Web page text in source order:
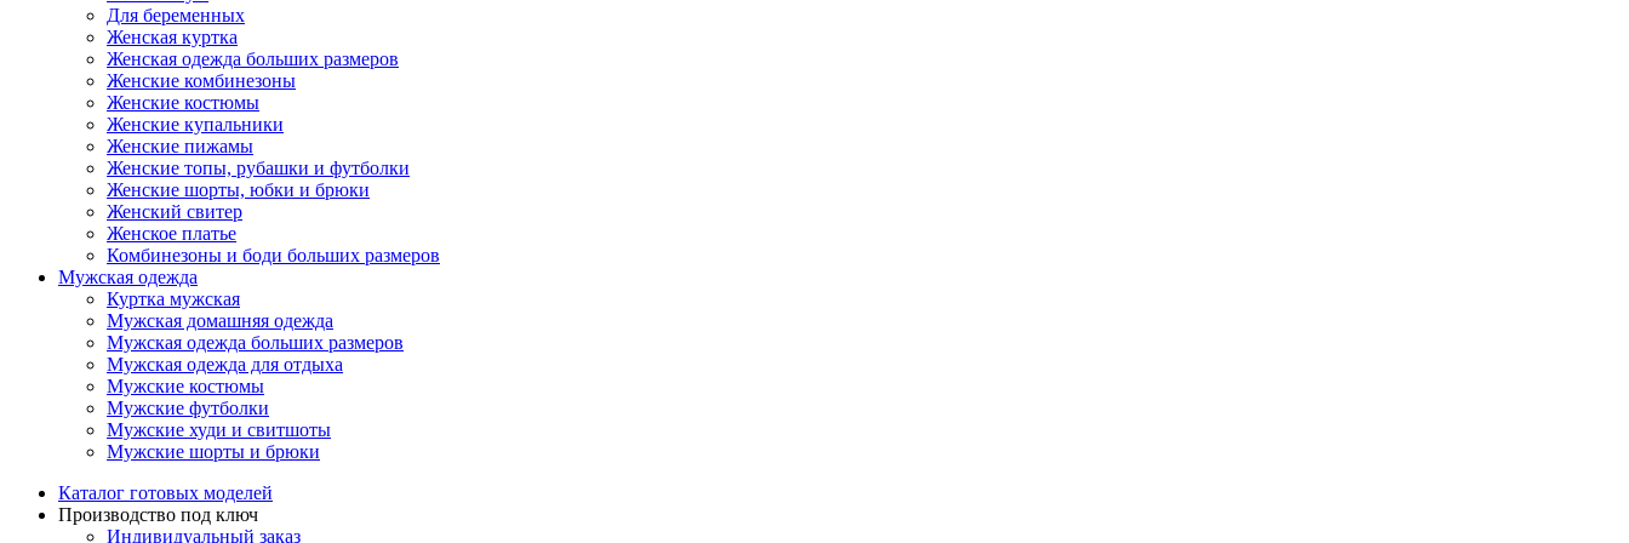
Для беременных
Женская куртка
Женская одежда больших размеров
Женские комбинезоны
Женские костюмы
Женские купальники
Женские пижамы
Женские топы, рубашки и футболки
Женские шорты, юбки и брюки
Женский свитер
Женское платье
Комбинезоны и боди больших размеров
Мужская одежда
Куртка мужская
Мужская домашняя одежда
Мужская одежда больших размеров
Мужская одежда для отдыха
Мужские костюмы
Мужские футболки
Мужские худи и свитшоты
Мужские шорты и брюки
Каталог готовых моделей
Производство под ключ
Индивидуальный заказ